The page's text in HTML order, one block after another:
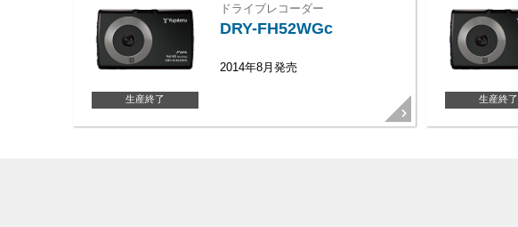
生産終了
ドライブレコーダー
DRY-FH52WGc
2014年8月発売
生産終了